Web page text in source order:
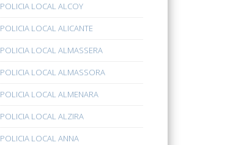
POLICIA LOCAL ALCOY
POLICIA LOCAL ALICANTE
POLICIA LOCAL ALMASSERA
POLICIA LOCAL ALMASSORA
POLICIA LOCAL ALMENARA
POLICIA LOCAL ALZIRA
POLICIA LOCAL ANNA